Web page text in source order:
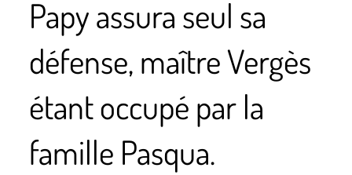
Papy assura seul sa
défense, maître Vergès
étant occupé par la
famille Pasqua.